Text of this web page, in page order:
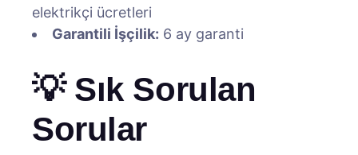
elektrikçi ücretleri
Garantili İşçilik: 6 ay garanti
💡 Sık Sorulan
Sorular